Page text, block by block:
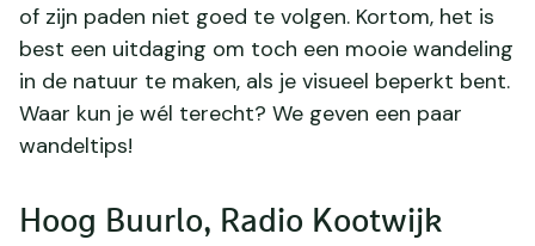
of zijn paden niet goed te volgen. Kortom, het is
best een uitdaging om toch een mooie wandeling
in de natuur te maken, als je visueel beperkt bent.
Waar kun je wél terecht? We geven een paar
wandeltips!
Hoog Buurlo, Radio Kootwijk